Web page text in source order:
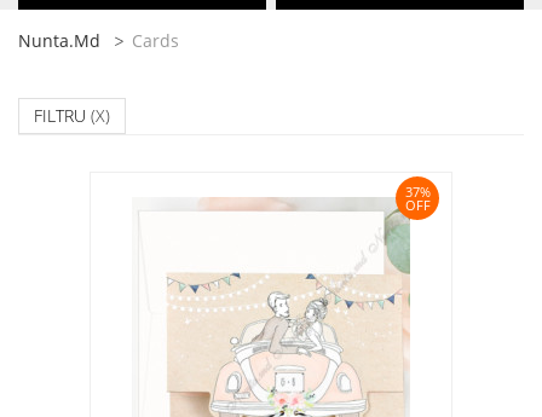
Nunta.md Cards
FILTRU (X)
37%
OFF